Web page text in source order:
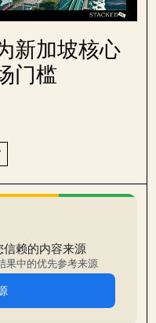
新加坡核心
门槛
赖的内容来源
果中的优先参考来源